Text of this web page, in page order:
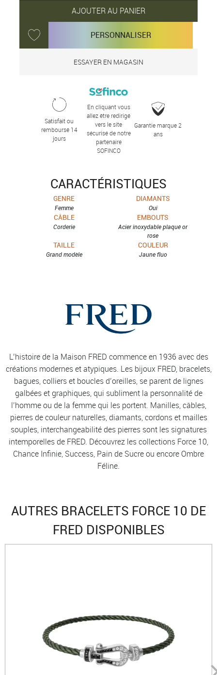
AJOUTER AU PANIER
PERSONNALISER
ESSAYER EN MAGASIN
Satisfait ou
remboursé 14
jours
En cliquant vous
allez être redirigé
vers le site
sécurisé de notre
partenaire
SOFINCO
Garantie marque 2
ans
CARACTÉRISTIQUES
GENRE
Femme
DIAMANTS
Oui
CÂBLE
Corderie
EMBOUTS
Acier inoxydable plaqué or
rose
TAILLE
Grand modèle
COULEUR
Jaune fluo
L’histoire de la Maison FRED commence en 1936 avec des
créations modernes et atypiques. Les bijoux FRED, bracelets,
bagues, colliers et boucles d’oreilles, se parent de lignes
galbées et graphiques, qui subliment la personnalité de
l’homme ou de la femme qui les portent. Manilles, câbles,
pierres de couleur naturelles, diamants, cordons et mailles
souples, interchangeabilité des pierres sont les signatures
intemporelles de FRED. Découvrez les collections Force 10,
Chance Infinie, Success, Pain de Sucre ou encore Ombre
Féline.
AUTRES BRACELETS FORCE 10 DE
FRED DISPONIBLES